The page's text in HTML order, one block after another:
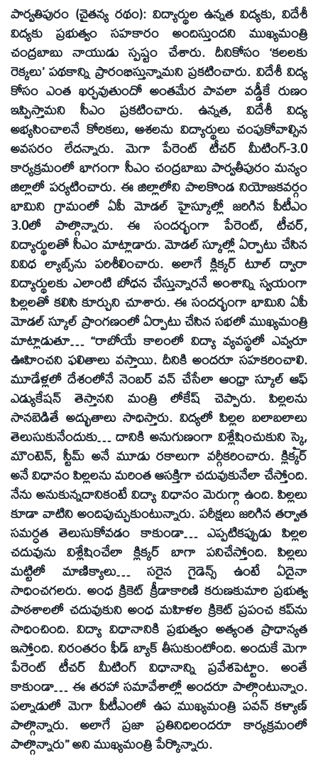
పార్వతిపురం (చైతన్య రథం): విద్యార్థుల ఉన్నత విద్యకు, విదేశీ
విద్యకు ప్రభుత్వం సహకారం అందిస్తుందని ముఖ్యమంత్రి
చంద్రబాబు నాయుడు స్పష్టం చేశారు. దీనికోసం ‘కలలకు
రెక్కలు’ పథకాన్ని ప్రారంభిస్తున్నామని ప్రకటించారు. విదేశీ విద్య
కోసం ఎంత ఖర్చవుతుందో అంతమేర పావలా వడ్డీకే రుణం
ఇప్పిస్తామని సీఎం ప్రకటించారు. ఉన్నత, విదేశీ విద్య
అభ్యసించాలనే కోరికలు, ఆశలను విద్యార్థులు చంపుకోవాల్సిన
అవసరం లేదన్నారు. మెగా పేరెంట్‌ టీచర్‌ మీటింగ్‌-3.0
కార్యక్రమంలో భాగంగా సీఎం చంద్రబాబు పార్వతీపురం మన్యం
జిల్లాలో పర్యటించారు. ఈ జిల్లాలోని పాలకొండ నియోజకవర్గం
భామిని గ్రామంలో ఏపీ మోడల్‌ హైస్కూల్లో జరిగిన పీటీఎం
3.0లో పాల్గొన్నారు. ఈ సందర్భంగా పేరెంట్‌, టీచర్‌,
విద్యార్థులతో సీఎం మాట్లాడారు. మోడల్‌ స్కూల్లో ఏర్పాటు చేసిన
వివిధ ల్యాబ్స్‌ను పరిశీలించారు. అలాగే క్లిక్కర్‌ టూల్‌ ద్వారా
విద్యార్థులకు ఎలాంటి బోధన చేస్తున్నారనే అంశాన్ని స్వయంగా
పిల్లలతో కలిసి కూర్చుని చూశారు. ఈ సందర్భంగా భామిని ఏపీ
మోడల్‌ స్కూల్‌ ప్రాంగణంలో ఏర్పాటు చేసిన సభలో ముఖ్యమంత్రి
మాట్లాడుతూ… ‘‘రాబోయే కాలంలో విద్యా వ్యవస్థలో ఎవ్వరూ
ఊహించని ఫలితాలు వస్తాయి. దీనికి అందరూ సహకరించాలి.
మూడేళ్లలో దేశంలోనే నెంబర్‌ వన్‌ చేసేలా ఆంధ్రా స్కూల్‌ ఆఫ్‌
ఎడ్యుకేషన్‌ తెస్తానని మంత్రి లోకేష్‌ చెప్పారు. పిల్లలను
సానబెడితే అద్భుతాలు సాధిస్తారు. విద్యలో పిల్లల బలాబలాలు
తెలుసుకునేందుకు… దానికి అనుగుణంగా విశ్లేషించుకుని స్కై,
మౌంటెన్‌, స్టీమ్‌ అనే మూడు రకాలుగా వర్గీకరించారు. క్లిక్కర్‌
అనే విధానం పిల్లలను మరింత ఆసక్తిగా చదువుకునేలా చేస్తోంది.
నేను అనుకున్నదానికంటే విద్యా విధానం మెరుగ్గా ఉంది. పిల్లలు
కూడా వాటిని అందిపుచ్చుకుంటున్నారు. పరీక్షలు జరిగిన తర్వాత
సమర్ధత తెలుసుకోవడం కాకుండా… ఎప్పటికప్పుడు పిల్లల
చదువును విశ్లేషించేలా క్లిక్కర్‌ బాగా పనిచేస్తోంది. పిల్లలు
మట్టిలో మాణిక్యాలు… సరైన గైడెన్స్‌ ఉంటే ఏదైనా
సాధించగలరు. అంధ క్రికెట్‌ క్రీడాకారిణి కరుణకుమారి ప్రభుత్వ
పాఠశాలలో చదువుకుని అంధ మహిళల క్రికెట్‌ ప్రపంచ కప్‌ను
సాధించింది. విద్యా విధానానికి ప్రభుత్వం అత్యంత ప్రాధాన్యత
ఇస్తోంది. నిరంతరం ఫీడ్‌ బ్యాక్‌ తీసుకుంటోంది. అందుకే మెగా
పేరెంట్‌ టీచర్‌ మీటింగ్‌ విధానాన్ని ప్రవేశపెట్టాం. అంతే
కాకుండా… ఈ తరహా సమావేశాల్లో అందరూ పాల్గొంటున్నాం.
పల్నాడులో మెగా పీటీఎంలో ఉప ముఖ్యమంత్రి పవన్‌ కళ్యాణ్‌
పాల్గొన్నారు. అలాగే ప్రజా ప్రతినిధిలందరూ కార్యక్రమంలో
పాల్గొన్నారు’’ అని ముఖ్యమంత్రి పేర్కొన్నారు.